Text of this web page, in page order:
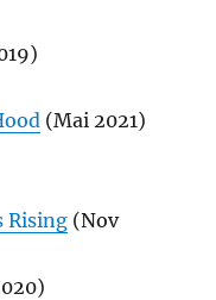
(Mai 2021)
Rising (Nov